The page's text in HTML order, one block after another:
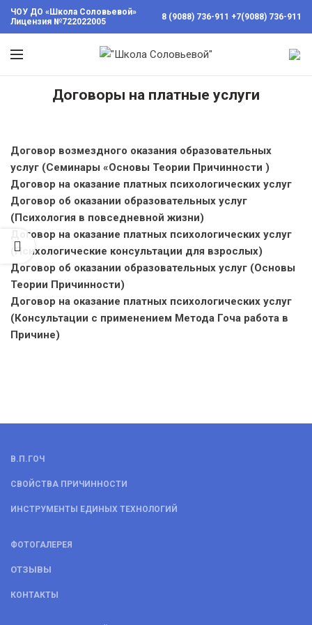
ЧОУ ДО «Школа Соловьевой»
Лицензия №722022005
8 (9088) 736-911 +7(9088) 736-911
Договоры на платные услуги
Договор возмездного оказания образовательных
услуг (Семинары «Основы Теории Причинности )
Договор на оказание платных психологических услуг
Договор об оказании образовательных услуг
(Психология в повседневной жизни)
Договор на оказание платных психологических услуг
(Психологические консультации для взрослых)
Договор об оказании образовательных услуг (Основы
Теории Причинности)
Договор на оказание платных психологических услуг
(Консультации с применением Метода Гоча работа в
Причине)
Консультации
с
применением
Метода Гоча
Причине
Психология в
повседневной
жизни
В.П.ГОЧ
СВОЙСТВА ПРИЧИННОСТИ
ИНСТРУМЕНТЫ ЕДИНЫХ ТЕХНОЛОГИЙ
ФОТОГАЛЕРЕЯ
ОТЗЫВЫ
КОНТАКТЫ